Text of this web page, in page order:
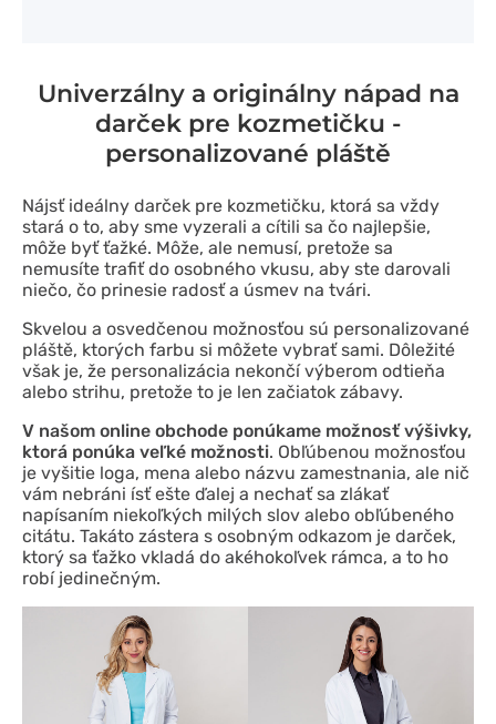
Univerzálny a originálny nápad na
darček pre kozmetičku -
personalizované pláště
Nájsť ideálny darček pre kozmetičku, ktorá sa vždy
stará o to, aby sme vyzerali a cítili sa čo najlepšie,
môže byť ťažké. Môže, ale nemusí, pretože sa
nemusíte trafiť do osobného vkusu, aby ste darovali
niečo, čo prinesie radosť a úsmev na tvári.
Skvelou a osvedčenou možnosťou sú personalizované
pláště, ktorých farbu si môžete vybrať sami. Dôležité
však je, že personalizácia nekončí výberom odtieňa
alebo strihu, pretože to je len začiatok zábavy.
V našom online obchode ponúkame možnosť výšivky,
ktorá ponúka veľké možnosti. Obľúbenou možnosťou
je vyšitie loga, mena alebo názvu zamestnania, ale nič
vám nebráni ísť ešte ďalej a nechať sa zlákať
napísaním niekoľkých milých slov alebo obľúbeného
citátu. Takáto zástera s osobným odkazom je darček,
ktorý sa ťažko vkladá do akéhokoľvek rámca, a to ho
robí jedinečným.